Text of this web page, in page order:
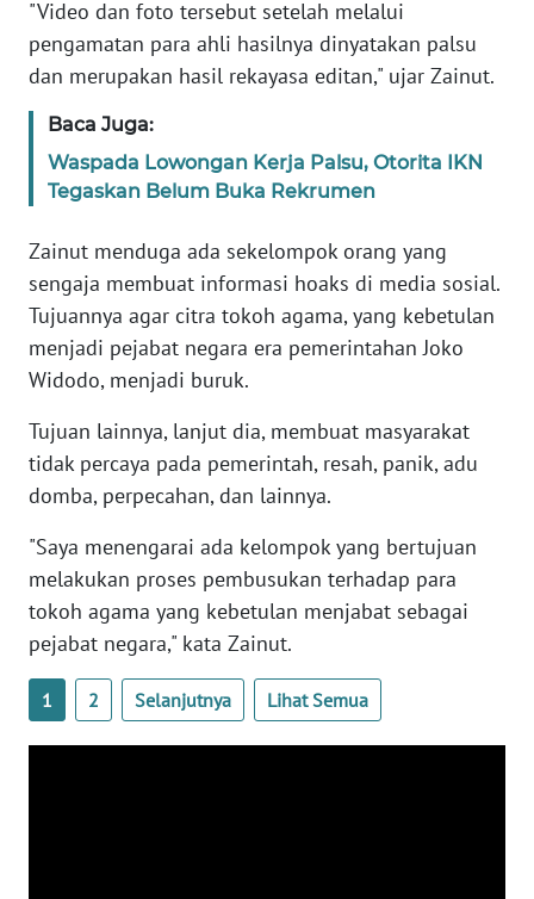
"Video dan foto tersebut setelah melalui
pengamatan para ahli hasilnya dinyatakan palsu
dan merupakan hasil rekayasa editan," ujar Zainut.
Baca Juga:
Waspada Lowongan Kerja Palsu, Otorita IKN
Tegaskan Belum Buka Rekrumen
Zainut menduga ada sekelompok orang yang
sengaja membuat informasi hoaks di media sosial.
Tujuannya agar citra tokoh agama, yang kebetulan
menjadi pejabat negara era pemerintahan Joko
Widodo, menjadi buruk.
Tujuan lainnya, lanjut dia, membuat masyarakat
tidak percaya pada pemerintah, resah, panik, adu
domba, perpecahan, dan lainnya.
"Saya menengarai ada kelompok yang bertujuan
melakukan proses pembusukan terhadap para
tokoh agama yang kebetulan menjabat sebagai
pejabat negara," kata Zainut.
1 2 Selanjutnya Lihat Semua
News
Regional
SUMUT
WN
WN
JABAR
WN
WN
NTT
WN
KEPRI
WN
WN
PAPUA